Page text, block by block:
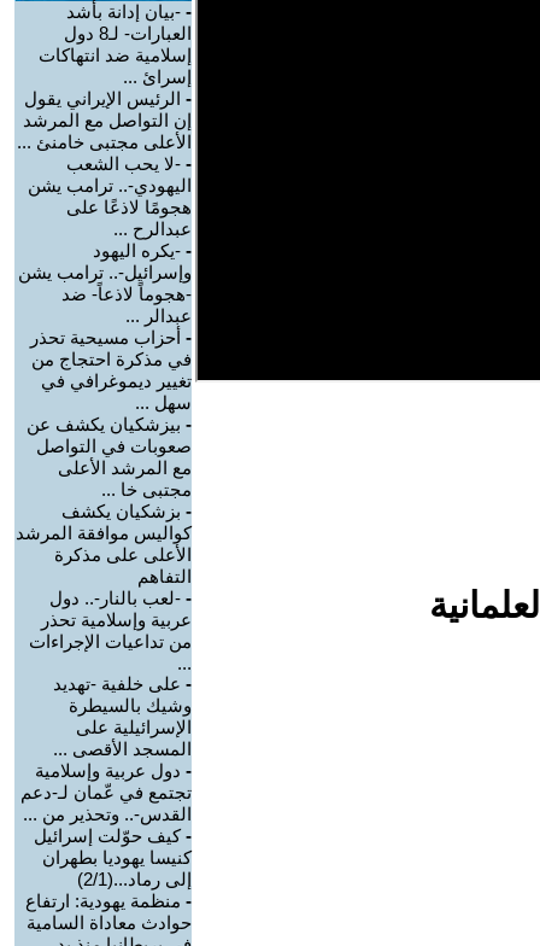
- -بيان إدانة بأشد
العبارات- لـ8 دول
إسلامية ضد انتهاكات
إسرائ ...
- الرئيس الإيراني يقول
إن التواصل مع المرشد
الأعلى مجتبى خامنئ ...
- -لا يحب الشعب
اليهودي-.. ترامب يشن
هجومًا لاذعًا على
عبدالرح ...
- -يكره اليهود
وإسرائيل-.. ترامب يشن
-هجوماً لاذعاً- ضد
عبدالر ...
- أحزاب مسيحية تحذر
في مذكرة احتجاج من
تغيير ديموغرافي في
سهل ...
- بيزشكيان يكشف عن
صعوبات في التواصل
مع المرشد الأعلى
مجتبى خا ...
- بزشكيان يكشف
كواليس موافقة المرشد
الأعلى على مذكرة
التفاهم
- -لعب بالنار-.. دول
عربية وإسلامية تحذر
من تداعيات الإجراءات
...
- على خلفية -تهديد
وشيك بالسيطرة
الإسرائيلية على
المسجد الأقصى ...
- دول عربية وإسلامية
تجتمع في عّمان لـ-دعم
القدس-.. وتحذير من ...
-كيف حوّلت إسرائيل
كنيسا يهوديا بطهران
إلى رماد...(2/1)
- منظمة يهودية: ارتفاع
حوادث معاداة السامية